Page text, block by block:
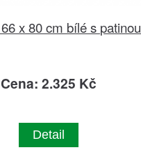
x 80 cm bílé s patinou
Cena: 2.325 Kč
Detail